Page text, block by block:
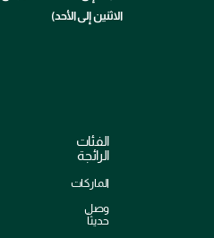
الاثنين إلى الأحد)
الفئات
الرائجة
الماركات
وصل
حديثاً